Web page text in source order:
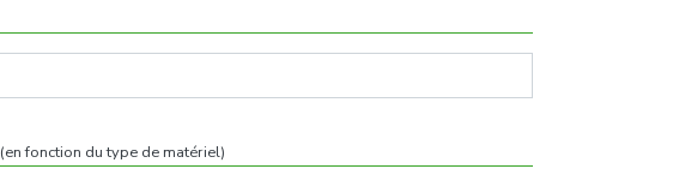
(en fonction du type de matériel)